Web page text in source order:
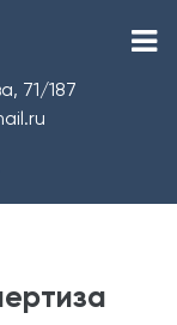
71/187